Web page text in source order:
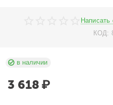
Написать
КОД:
в наличии
3 618 ₽